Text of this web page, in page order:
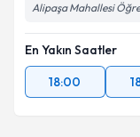
Alipaşa Mahallesi
En Yakın Saatler
18:00